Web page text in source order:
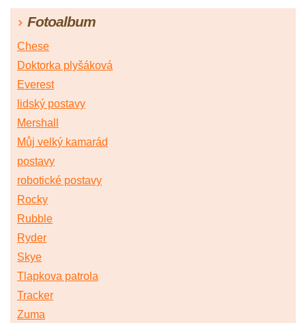
Fotoalbum
Chese
Doktorka plyšáková
Everest
lidský postavy
Mershall
Můj velký kamarád
postavy
robotické postavy
Rocky
Rubble
Ryder
Skye
Tlapkova patrola
Tracker
Zuma